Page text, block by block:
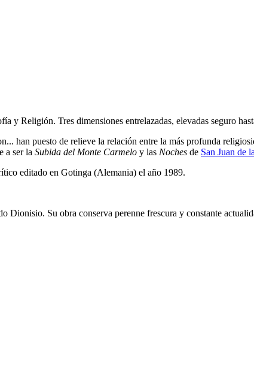
y Religión. Tres dimensiones entrelazadas, elevadas seguro
han puesto de relieve la relación entre la más profunda
a ser la Subida del Monte Carmelo y las Noches de San Juan de
editado en Gotinga (Alemania) el año 1989.
Dionisio. Su obra conserva perenne frescura y constante